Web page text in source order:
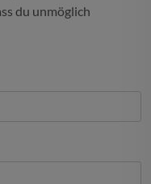
du unmöglich